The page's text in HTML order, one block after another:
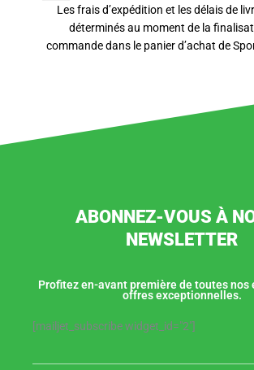
Les frais d’expédition et les délais de
déterminés au moment de la
commande dans le panier d’achat de
ABONNEZ-VOUS À
NEWSLETTER
Profitez en-avant première de toutes nos
offres exceptionnelles.
[mailjet_subscribe widget_id="2"]